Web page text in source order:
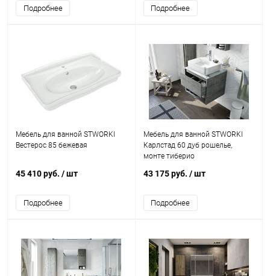
Подробнее Подробнее
Мебель для ванной STWORKI
Вестерос 85 бежевая
45 410 руб. / шт
Подробнее
Мебель для ванной STWORKI
Карлстад 60 дуб рошелье,
монте тиберио
43 175 руб. / шт
Подробнее